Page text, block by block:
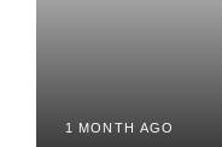
1 MONTH AGO